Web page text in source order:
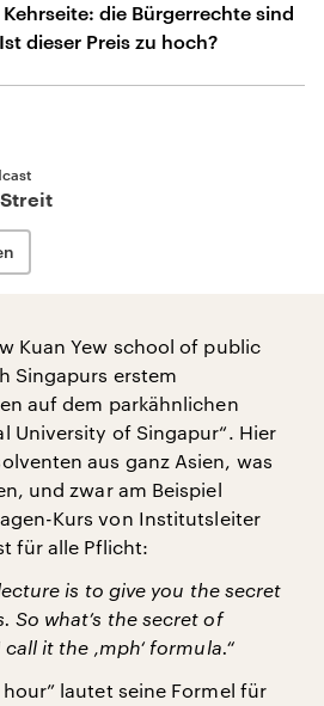
die Bürgerrechte sind
dieser Preis zu hoch?
Kuan Yew school of public
Singapurs erstem
auf dem parkähnlichen
University of Singapur“. Hier
aus ganz Asien, was
und zwar am Beispiel
Kurs von Institutsleiter
für alle Pflicht:
is to give you the secret
So what’s the secret of
it the ‚mph‘ formula.“
hour” lautet seine Formel für